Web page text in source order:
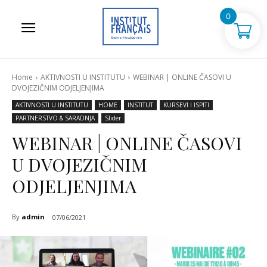
Home AKTIVNOSTI U INSTITUTU
WEBINAR | ONLINE ČASOVI U
DVOJEZIČNIM ODJELJENJIMA
AKTIVNOSTI U INSTITUTU HOME INSTITUT
KURSEVI I ISPITI
PARTNERSTVO & SARADNJA
Slider
WEBINAR | ONLINE ČASOVI
U DVOJEZIČNIM
ODJELJENJIMA
By admin 07/06/2021
0